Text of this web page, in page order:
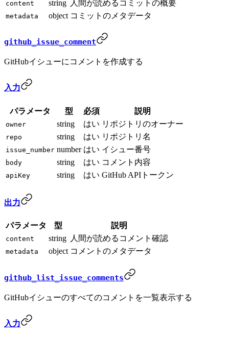
content string 人間が読めるコミットの概要
metadata object コミットのメタデータ
github_issue_comment
GitHubイシューにコメントを作成する
入力
パラメータ 型 必須 説明
owner string はい リポジトリのオーナー
repo string はい リポジトリ名
issue_number number はい イシュー番号
body string はい コメント内容
apiKey string はい GitHub APIトークン
出力
パラメータ 型 説明
content string 人間が読めるコメント確認
metadata object コメントのメタデータ
github_list_issue_comments
GitHubイシューのすべてのコメントを一覧表示する
入力